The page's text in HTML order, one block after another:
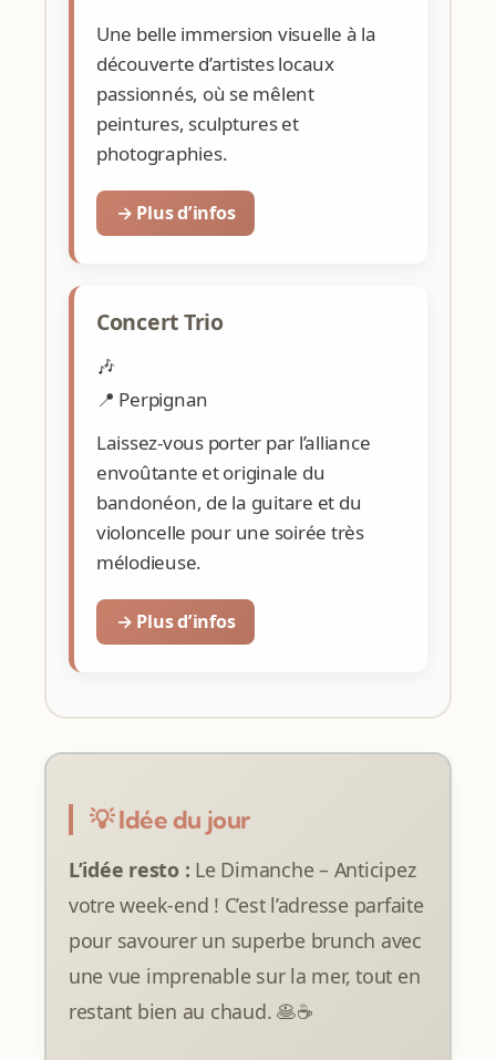
Une belle immersion visuelle à la
découverte d’artistes locaux
passionnés, où se mêlent
peintures, sculptures et
photographies.
→ Plus d’infos
Concert Trio
🎶
📍 Perpignan
Laissez-vous porter par l’alliance
envoûtante et originale du
bandonéon, de la guitare et du
violoncelle pour une soirée très
mélodieuse.
→ Plus d’infos
💡 Idée du jour
L’idée resto : Le Dimanche – Anticipez
votre week-end ! C’est l’adresse parfaite
pour savourer un superbe brunch avec
une vue imprenable sur la mer, tout en
restant bien au chaud. 🥞☕